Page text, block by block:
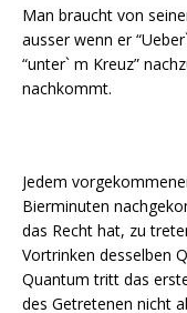
Man braucht von
ausser wenn er
“unter` m Kreuz”
nachkommt.
Jedem
Bierminuten
das Recht hat, zu
Vortrinken desselben
Quantum tritt das
des Getretenen nicht